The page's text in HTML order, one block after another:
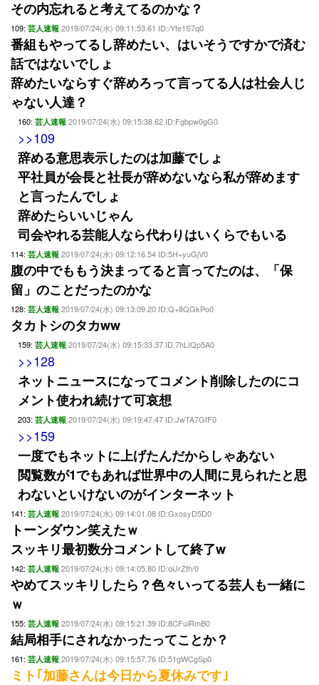
その内忘れると考えてるのかな？
109: 芸人速報 2019/07/24(水) 09:11:53.61 ID:/Yfe1S7q0
番組もやってるし辞めたい、はいそうですかで済む
話ではないでしょ
辞めたいならすぐ辞めろって言ってる人は社会人じ
ゃない人達？
160: 芸人速報 2019/07/24(水) 09:15:38.62 ID:Fgbpw0gG0
>>109
辞める意思表示したのは加藤でしょ
平社員が会長と社長が辞めないなら私が辞めます
と言ったんでしょ
辞めたらいいじゃん
司会やれる芸能人なら代わりはいくらでもいる
114: 芸人速報 2019/07/24(水) 09:12:16.54 ID:5H+yuGjV0
腹の中でももう決まってると言ってたのは、「保
留」のことだったのかな
128: 芸人速報 2019/07/24(水) 09:13:09.20 ID:Q+8QGkPo0
タカトシのタカww
159: 芸人速報 2019/07/24(水) 09:15:33.37 ID:7hLIQp5A0
>>128
ネットニュースになってコメント削除したのにコ
メント使われ続けて可哀想
203: 芸人速報 2019/07/24(水) 09:19:47.47 ID:JwTA7GfF0
>>159
一度でもネットに上げたんだからしゃあない
閲覧数が1でもあれば世界中の人間に見られたと思
わないといけないのがインターネット
141: 芸人速報 2019/07/24(水) 09:14:01.08 ID:GxosyD5D0
トーンダウン笑えたｗ
スッキリ最初数分コメントして終了w
142: 芸人速報 2019/07/24(水) 09:14:05.80 ID:oiJrZfh/0
やめてスッキリしたら？色々いってる芸人も一緒に
ｗ
155: 芸人速報 2019/07/24(水) 09:15:21.39 ID:8CFuiRmB0
結局相手にされなかったってことか？
161: 芸人速報 2019/07/24(水) 09:15:57.76 ID:51gWCgSp0
ミト｢加藤さんは今日から夏休みです｣